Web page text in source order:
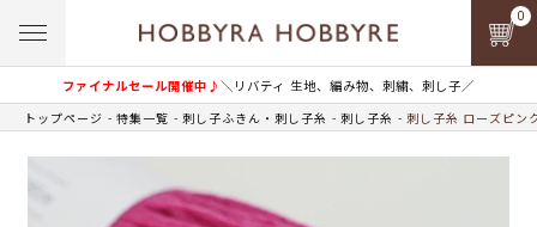
ファイナルセール開催中♪＼リバティ 生地、編み物、刺繍、刺し子／
0
トップページ 特集一覧 刺し子ふきん・刺し子糸 刺し子糸 刺し子糸 ローズピン